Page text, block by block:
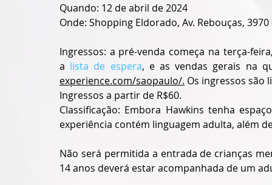
Quando: 12 de abril de 2024
Onde: Shopping Eldorado, Av. Rebouças,
Ingressos: a pré-venda começa na terça-
a lista de espera, e as vendas gerais na
experience.com/saopaulo/. Os ingressos são
Ingressos a partir de R$60.
Classificação: Embora Hawkins tenha
experiência contém linguagem adulta, além
Não será permitida a entrada de crianças
14 anos deverá estar acompanhada de um